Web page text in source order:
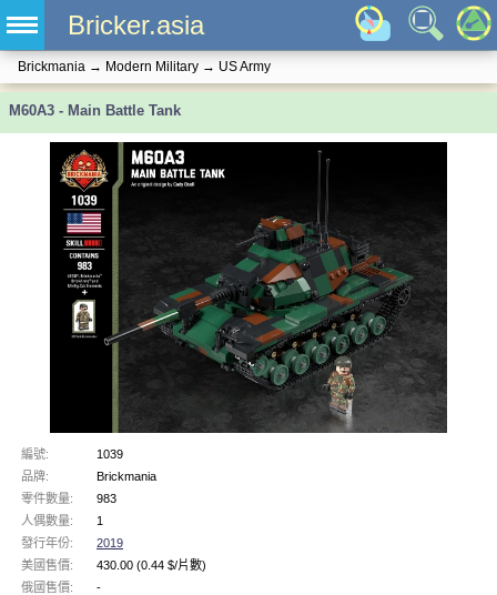
Bricker.asia
Brickmania → Modern Military → US Army
M60A3 - Main Battle Tank
編號:
1039
品牌:
Brickmania
零件數量:
983
人偶數量:
1
發行年份:
2019
美國售價:
430.00 (0.44 $/片數)
俄國售價:
-